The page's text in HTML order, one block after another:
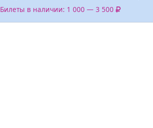
Билеты в наличии: 1 000 — 3 500